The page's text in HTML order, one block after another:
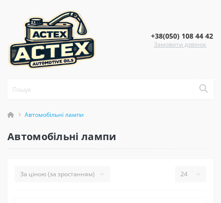
+38(050) 108 44 42
Замовити дзвінок
Автомобільні лампи
Автомобільні лампи